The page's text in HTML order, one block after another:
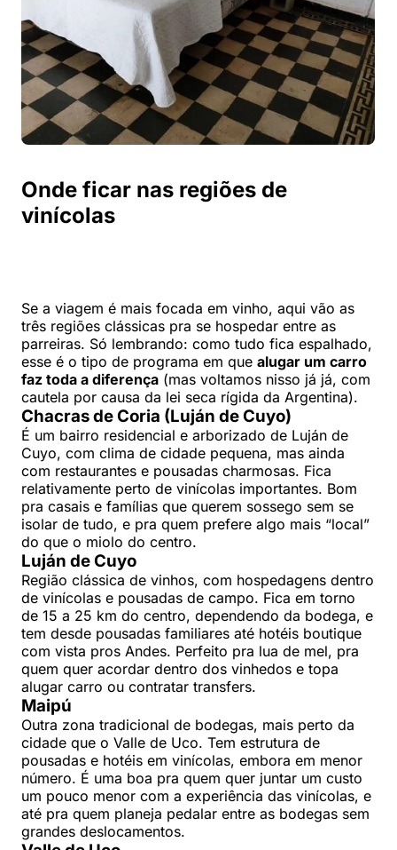
Onde ficar nas regiões de
vinícolas
Se a viagem é mais focada em vinho, aqui vão as
três regiões clássicas pra se hospedar entre as
parreiras. Só lembrando: como tudo fica espalhado,
esse é o tipo de programa em que alugar um carro
faz toda a diferença (mas voltamos nisso já já, com
cautela por causa da lei seca rígida da Argentina).
Chacras de Coria (Luján de Cuyo)
É um bairro residencial e arborizado de Luján de
Cuyo, com clima de cidade pequena, mas ainda
com restaurantes e pousadas charmosas. Fica
relativamente perto de vinícolas importantes. Bom
pra casais e famílias que querem sossego sem se
isolar de tudo, e pra quem prefere algo mais “local”
do que o miolo do centro.
Luján de Cuyo
Região clássica de vinhos, com hospedagens dentro
de vinícolas e pousadas de campo. Fica em torno
de 15 a 25 km do centro, dependendo da bodega, e
tem desde pousadas familiares até hotéis boutique
com vista pros Andes. Perfeito pra lua de mel, pra
quem quer acordar dentro dos vinhedos e topa
alugar carro ou contratar transfers.
Maipú
Outra zona tradicional de bodegas, mais perto da
cidade que o Valle de Uco. Tem estrutura de
pousadas e hotéis em vinícolas, embora em menor
número. É uma boa pra quem quer juntar um custo
um pouco menor com a experiência das vinícolas, e
até pra quem planeja pedalar entre as bodegas sem
grandes deslocamentos.